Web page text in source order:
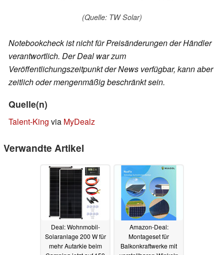
(Quelle: TW Solar)
Notebookcheck ist nicht für Preisänderungen der Händler
verantwortlich. Der Deal war zum
Veröffentlichungszeitpunkt der News verfügbar, kann aber
zeitlich oder mengenmäßig beschränkt sein.
Quelle(n)
Talent-King via MyDealz
Verwandte Artikel
Deal: Wohnmobil-
Solaranlage 200 W für
mehr Autarkie beim
Amazon-Deal:
Montageset für
Balkonkraftwerke mit